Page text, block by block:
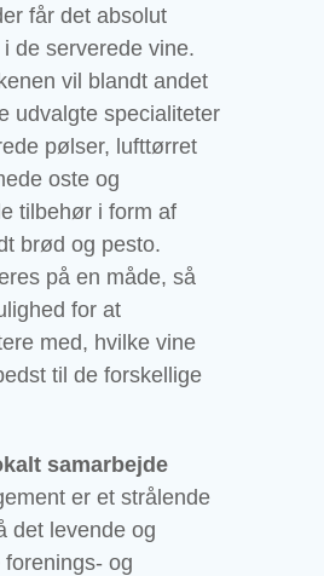
får det absolut
de serverede vine.
vil blandt andet
udvalgte specialiteter
pølser, lufttørret
oste og
tilbehør i form af
brød og pesto.
på en måde, så
for at
med, hvilke vine
til de forskellige
samarbejde
er et strålende
det levende og
og